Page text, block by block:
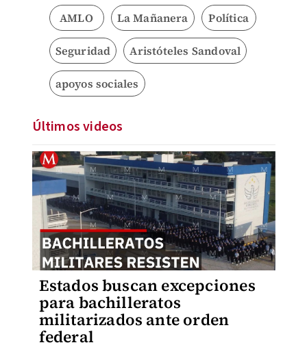
AMLO La Mañanera Política
Seguridad Aristóteles Sandoval
apoyos sociales
Últimos videos
Estados buscan excepciones
para bachilleratos
militarizados ante orden
federal